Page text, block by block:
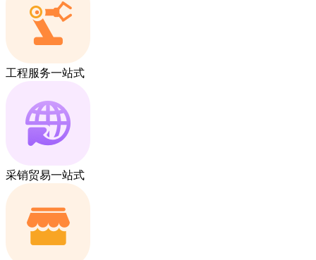
工程服务一站式
采销贸易一站式